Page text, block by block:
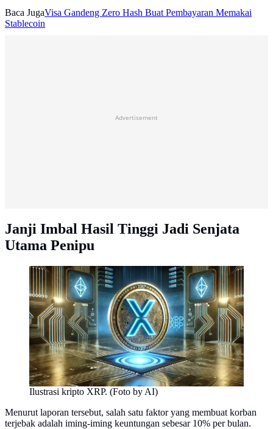
Baca JugaVisa Gandeng Zero Hash Buat Pembayaran Memakai
Stablecoin
Advertisement
Janji Imbal Hasil Tinggi Jadi Senjata
Utama Penipu
Ilustrasi kripto XRP. (Foto by AI)
Menurut laporan tersebut, salah satu faktor yang membuat korban
terjebak adalah iming-iming keuntungan sebesar 10% per bulan.